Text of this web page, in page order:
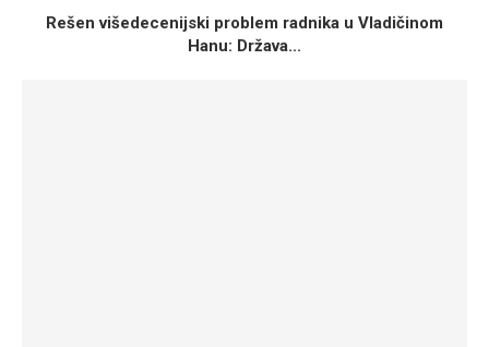
Rešen višedecenijski problem radnika u Vladičinom
Hanu: Država...